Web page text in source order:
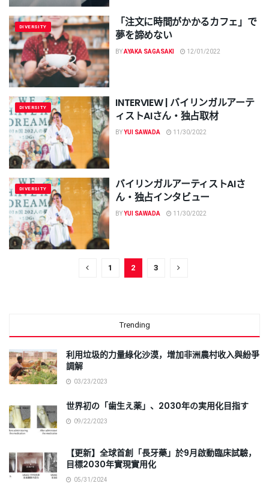
DIVERSITY
「注文に時間がかかるカフェ」で
夢を諦めない
BYAYAKA SAGASAKI 12/01/2022
DIVERSITY
INTERVIEW | バイリンガルアーテ
ィストAIさん・独占取材
BYYUI SAWADA 11/30/2022
DIVERSITY
バイリンガルアーティストAIさ
ん・独占インタビュー
BYYUI SAWADA 11/30/2022
1 2 3
Trending
利用垃圾的力量綠化沙漠，增加非洲農村收入與紛爭
調解
03/23/2023
世界初の「歯生え薬」、2030年の実用化目指す
09/22/2023
【更新】全球首創「長牙藥」於9月啟動臨床試驗，
目標2030年實現實用化
05/31/2024